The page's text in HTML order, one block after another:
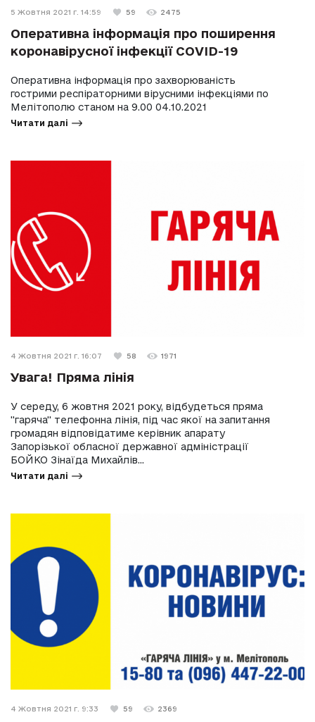
5 Жовтня 2021 г. 14:59 59 2475
Оперативна інформація про поширення
коронавірусної інфекції COVID-19
Оперативна інформація про захворюваність
гострими респіраторними вірусними інфекціями по
Мелітополю станом на 9.00 04.10.2021
Читати далі
4 Жовтня 2021 г. 16:07 58 1971
Увага! Пряма лінія
У середу, 6 жовтня 2021 року, відбудеться пряма
"гаряча" телефонна лінія, під час якої на запитання
громадян відповідатиме керівник апарату
Запорізької обласної державної адміністрації
БОЙКО Зінаїда Михайлів...
Читати далі
4 Жовтня 2021 г. 9:33 59 2369